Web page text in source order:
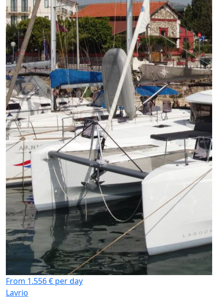
From 1.556 € per day
Lavrio